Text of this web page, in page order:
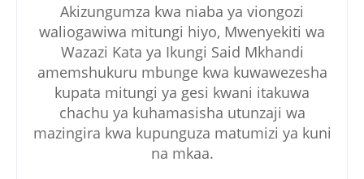
Akizungumza kwa niaba ya viongozi
waliogawiwa mitungi hiyo, Mwenyekiti wa
Wazazi Kata ya Ikungi Said Mkhandi
amemshukuru mbunge kwa kuwawezesha
kupata mitungi ya gesi kwani itakuwa
chachu ya kuhamasisha utunzaji wa
mazingira kwa kupunguza matumizi ya kuni
na mkaa.